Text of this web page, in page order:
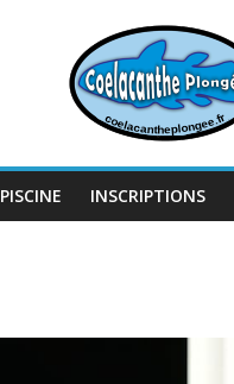
PISCINE INSCRIPTIONS